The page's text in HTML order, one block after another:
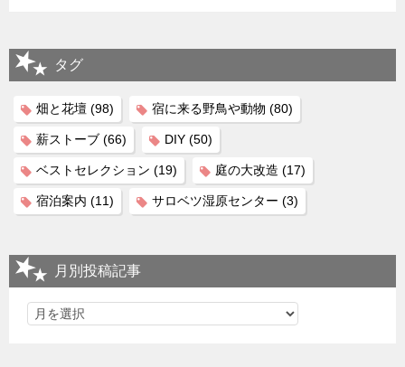
タグ
畑と花壇 (98) 宿に来る野鳥や動物 (80)
薪ストーブ (66) DIY (50)
ベストセレクション (19) 庭の大改造 (17)
宿泊案内 (11) サロベツ湿原センター (3)
月別投稿記事